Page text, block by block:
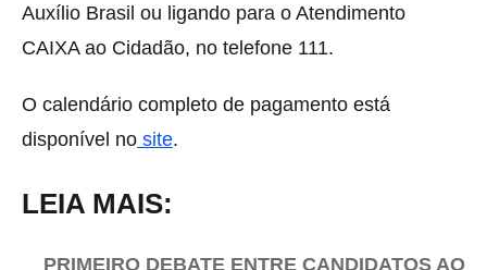
Auxílio Brasil ou ligando para o Atendimento
CAIXA ao Cidadão, no telefone 111.
O calendário completo de pagamento está
disponível no site.
LEIA MAIS:
PRIMEIRO DEBATE ENTRE CANDIDATOS AO